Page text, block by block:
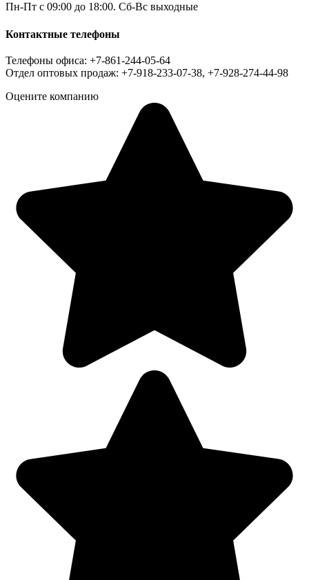
Пн-Пт с 09:00 до 18:00. Сб-Вс выходные
Контактные телефоны
Телефоны офиса: +7-861-244-05-64
Отдел оптовых продаж: +7-918-233-07-38, +7-928-274-44-98
Оцените компанию